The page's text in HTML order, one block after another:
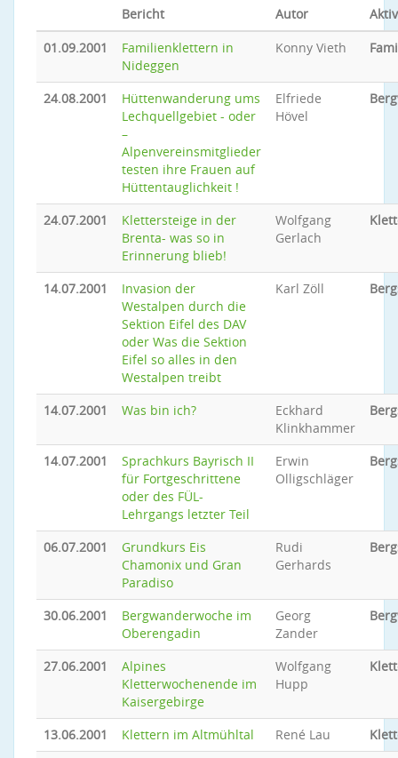
Bericht Autor
01.09.2001
Familienklettern in
Nideggen
Konny Vieth
24.08.2001
Hüttenwanderung ums
Lechquellgebiet - oder
–
Alpenvereinsmitglieder
testen ihre Frauen auf
Hüttentauglichkeit !
Elfriede
Hövel
24.07.2001
Klettersteige in der
Brenta- was so in
Erinnerung blieb!
Wolfgang
Gerlach
14.07.2001
Invasion der
Westalpen durch die
Sektion Eifel des DAV
oder Was die Sektion
Eifel so alles in den
Westalpen treibt
Karl Zöll
14.07.2001 Was bin ich?
Eckhard
Klinkhammer
14.07.2001
Sprachkurs Bayrisch II
für Fortgeschrittene
oder des FÜL-
Lehrgangs letzter Teil
Erwin
Olligschläger
06.07.2001
Grundkurs Eis
Chamonix und Gran
Paradiso
Rudi
Gerhards
30.06.2001
Bergwanderwoche im
Oberengadin
Georg
Zander
27.06.2001
Alpines
Kletterwochenende im
Kaisergebirge
Wolfgang
Hupp
13.06.2001 Klettern im Altmühltal René Lau